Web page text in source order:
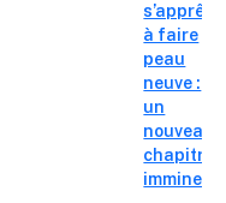
s’apprête
à faire
peau
neuve :
un
nouveau
chapitre
imminent